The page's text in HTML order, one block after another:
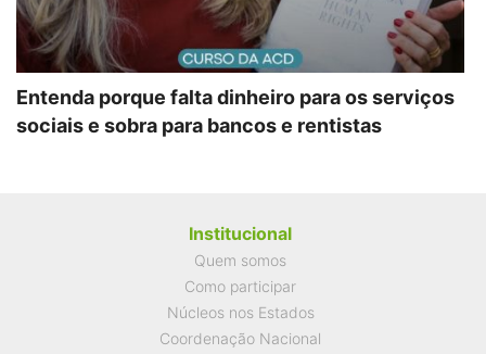
Entenda porque falta dinheiro para os serviços
sociais e sobra para bancos e rentistas
Institucional
Quem somos
Como participar
Núcleos nos Estados
Coordenação Nacional